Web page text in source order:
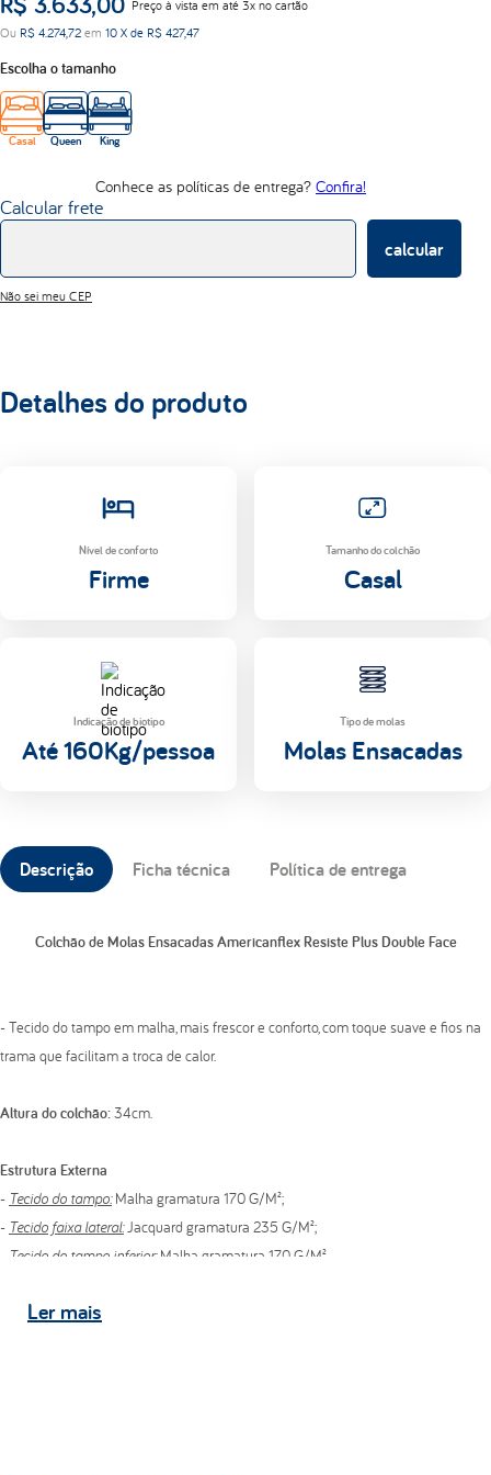
Preço à vista em até 3x no cartão
Ou R$ 4.274,72 em 10 X de R$ 427,47
Escolha o tamanho
Casal Queen King
Conhece as políticas de entrega? Confira!
Calcular frete
calcular
Não sei meu CEP
Detalhes do produto
Nível de conforto
Firme
Tamanho do colchão
Casal
Indicação de biotipo
Até 160Kg/pessoa
Tipo de molas
Molas Ensacadas
Descrição Ficha técnica Política de entrega
Colchão de Molas Ensacadas Americanflex Resiste Plus Double Face
- Tecido do tampo em malha, mais frescor e conforto, com toque suave e fios na
trama que facilitam a troca de calor.
Altura do colchão:34cm.
Estrutura Externa
- Tecido do tampo:Malha gramatura 170 G/M²;
- Tecido faixa lateral:Jacquard gramatura 235 G/M²;
Tecido do tampo inferior:Malha gramatura 170 G/M².
Pillow Top
Lermais
d33